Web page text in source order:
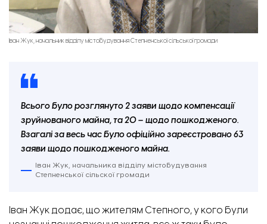
Коридор зруйнованої Лежинскої гімназії
Іван Жук, начальник відділу містобудування Степненської сільської громади
Всього було розглянуто 2 заяви щодо компенсації
зруйнованого майна, та 20 – щодо пошкодженого.
Взагалі за весь час було офіційно зареєстровано 63
заяви щодо пошкодженого майна.
Іван Жук, начальника відділу містобудування
Степненської сільскої громади
Іван Жук додає, що жителям Степного, у кого були